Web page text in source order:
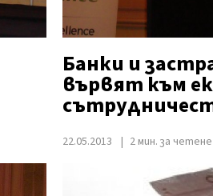
Банки и
вървят към
22.05.2013 2 мин. за четене